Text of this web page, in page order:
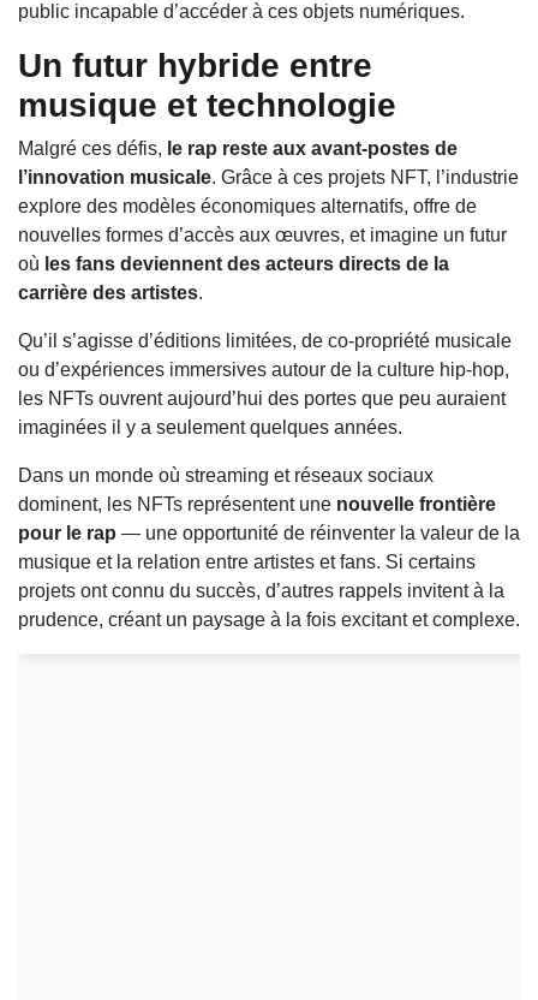
public incapable d’accéder à ces objets numériques.
Un futur hybride entre
musique et technologie
Malgré ces défis, le rap reste aux avant‑postes de
l’innovation musicale. Grâce à ces projets NFT, l’industrie
explore des modèles économiques alternatifs, offre de
nouvelles formes d’accès aux œuvres, et imagine un futur
où les fans deviennent des acteurs directs de la
carrière des artistes.
Qu’il s’agisse d’éditions limitées, de co‑propriété musicale
ou d’expériences immersives autour de la culture hip‑hop,
les NFTs ouvrent aujourd’hui des portes que peu auraient
imaginées il y a seulement quelques années.
Dans un monde où streaming et réseaux sociaux
dominent, les NFTs représentent une nouvelle frontière
pour le rap — une opportunité de réinventer la valeur de la
musique et la relation entre artistes et fans. Si certains
projets ont connu du succès, d’autres rappels invitent à la
prudence, créant un paysage à la fois excitant et complexe.